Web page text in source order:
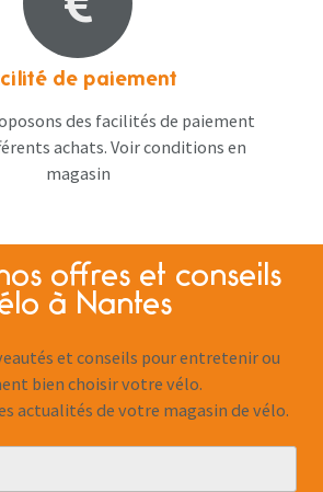
de paiement
des facilités de paiement
achats. Voir conditions en
magasin
offres et conseils
à Nantes
et conseils pour entretenir ou
bien choisir votre vélo.
actualités de votre magasin de vélo.